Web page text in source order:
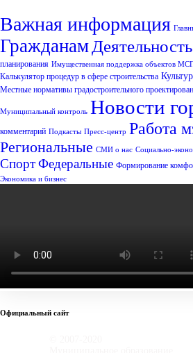
Важная информация
Гражданам Деятельность
планирования Имущественная поддержка объектов
Калькулятор процедур в сфере строительства
Местные нормативы градостроительного
Муниципальный контроль Новости
комментарий Подкасты Пресс-центр Работа
Региональные СМИ о нас Социально-
СпортФедеральные Формирование
Экономика и бизнес
Официальный сайт